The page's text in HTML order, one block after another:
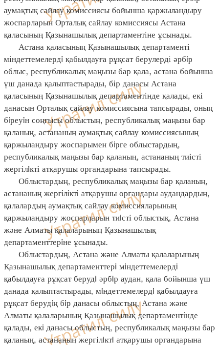
аумақтық сайлау комиссиясы бойынша қаржыландыру
жоспарларын Орталық сайлау комиссиясы Астана
қаласының Қазынашылық департаментіне ұсынады.
Астана қаласының Қазынашылық департаменті
міндеттемелердi қабылдауға рұқсат берулерді әрбiр
облыс, республикалық маңызы бар қала, астана бойынша
үш данада қалыптастырады, бір данасы Астана
қаласының Қазынашылық департаментінде қалады, екі
данасын Орталық сайлау комиссиясына тапсырады, оның
бiреуiн соңғысы облыстың, республикалық маңызы бар
қаланың, астананың аумақтық сайлау комиссиясының
қаржыландыру жоспарымен бiрге облыстардың,
республикалық маңызы бар қаланың, астананың тиісті
жергілiкті атқарушы органдарына тапсырады.
Облыстардың, республикалық маңызы бар қаланың,
астананың жергiлiктi атқарушы органдары аудандардың,
қалалардың аумақтық сайлау комиссияларының
қаржыландыру жоспарларын тиiсті облыстық, Астана
және Алматы қалаларының Қазынашылық
департаменттерiне ұсынады.
Облыстардың, Астана және Алматы қалаларының
Қазынашылық департаменттерi мiндеттемелердi
қабылдауға рұқсат берудi әрбiр аудан, қала бойынша үш
данада қалыптастырады, мiндеттемелердi қабылдауға
рұқсат берудiң бiр данасы облыстың, Астана және
Алматы қалаларының Қазынашылық департаментiнде
қалады, екi данасы облыстың, республикалық маңызы бар
қаланың, астананың жергілiктi атқарушы органдарына